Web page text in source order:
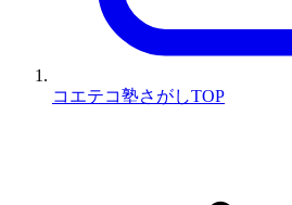
コエテコ塾さがしTOP